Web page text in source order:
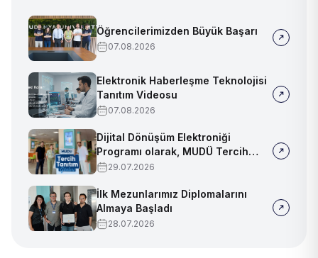
Öğrencilerimizden Büyük Başarı
07.08.2026
Elektronik Haberleşme Teknolojisi
Tanıtım Videosu
07.08.2026
Dijital Dönüşüm Elektroniği
Programı olarak, MUDÜ Tercih
Tanıtım Günleri'nde biz de
29.07.2026
İlk Mezunlarımız Diplomalarını
Almaya Başladı
28.07.2026